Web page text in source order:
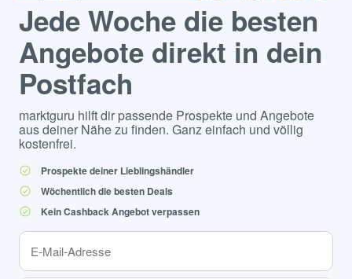
Jede Woche die besten
Angebote direkt in dein
Postfach
marktguru hilft dir passende Prospekte und Angebote
aus deiner Nähe zu finden. Ganz einfach und völlig
kostenfrei.
Prospekte deiner Lieblingshändler
Wöchentlich die besten Deals
Kein Cashback Angebot verpassen